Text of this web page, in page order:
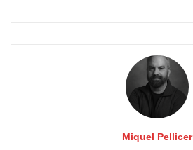
Miquel Pellicer